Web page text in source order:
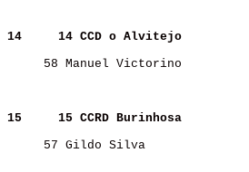
14 14 CCD o
58 Manuel Victorino
15 15 CCRD
57 Gildo Silva